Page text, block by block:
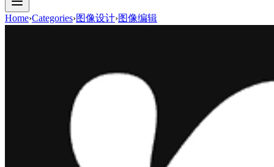
Home›Categories›图像设计›图像编辑